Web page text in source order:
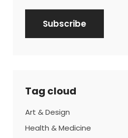
Tag cloud
Art & Design
Health & Medicine